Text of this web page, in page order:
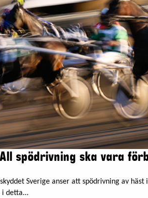
spödrivning ska vara
Sverige anser att spödrivning av
i detta...